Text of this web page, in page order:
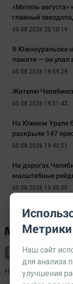
«Метель
главный
05.08.2026 20:10:19
В Южноуральске
памяти — он упал
05.08.2026 19:59:29
Жителю
05.08.2026 19:51:42
На Южном Урале
раскрыли 147
05.08.2026 19:43:51
На дорогах
масштабные
05.08.2026 19:35:00
Наш партнерkurorty-
Наш сайт
для анализа
улучшения